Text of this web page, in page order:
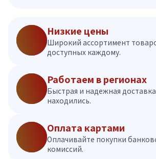
Низкие цены
Широкий ассортимент
доступных каждому.
Работаем в регионах
Быстрая и надежная
находились.
Оплата картами
Оплачивайте покупки
комиссий.